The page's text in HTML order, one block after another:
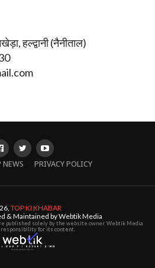
हल्द्वानी (नैनीताल)
NEWS PRIVACY POLICY
TOP KI KHABAR
& Maintained by Webtik Media
published solely by the website owner. Webtik Media
responsibility for its content.